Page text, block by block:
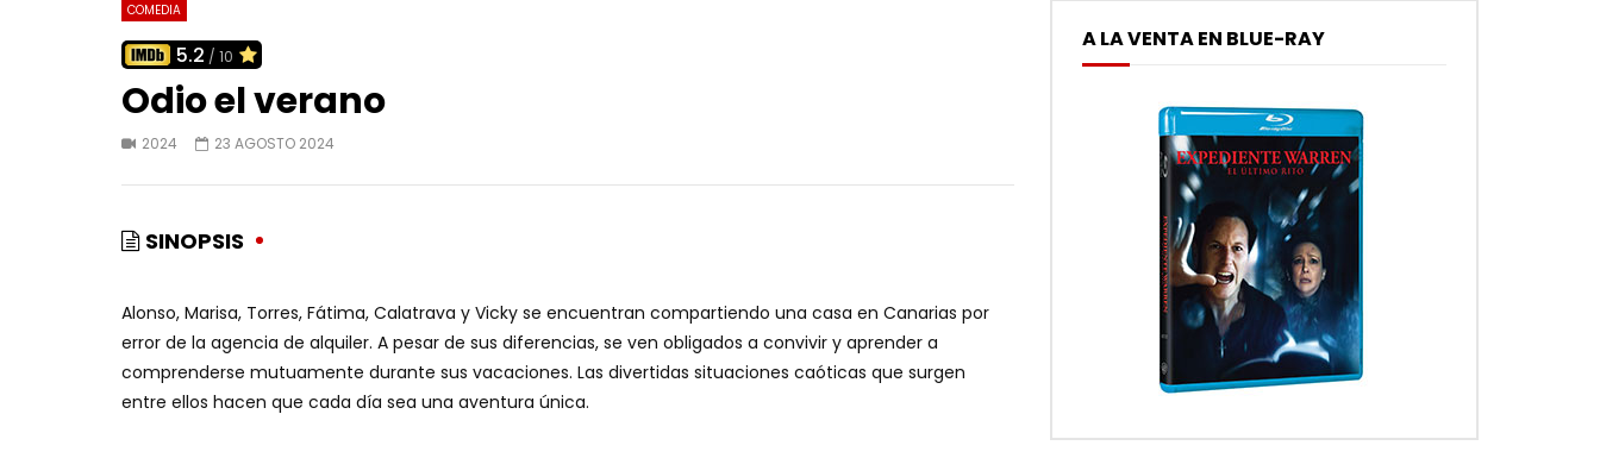
COMEDIA
5.2 / 10
Odio el verano
2024 23 AGOSTO 2024
SINOPSIS
Alonso, Marisa, Torres, Fátima, Calatrava y Vicky se encuentran compartiendo una casa en Canarias por
error de la agencia de alquiler. A pesar de sus diferencias, se ven obligados a convivir y aprender a
comprenderse mutuamente durante sus vacaciones. Las divertidas situaciones caóticas que surgen
entre ellos hacen que cada día sea una aventura única.
A LA VENTA EN BLUE-RAY